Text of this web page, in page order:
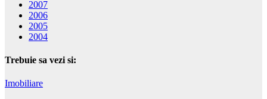
2007
2006
2005
2004
Trebuie sa vezi si:
Imobiliare